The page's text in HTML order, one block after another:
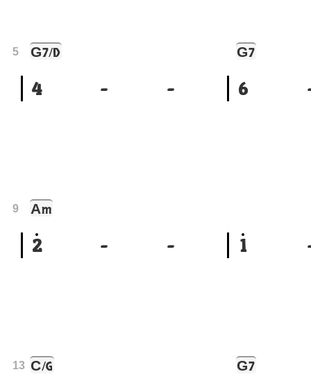
G7/D
4 - -
5 G7
6
Am
2 - -
9
1
C/G
13 G7